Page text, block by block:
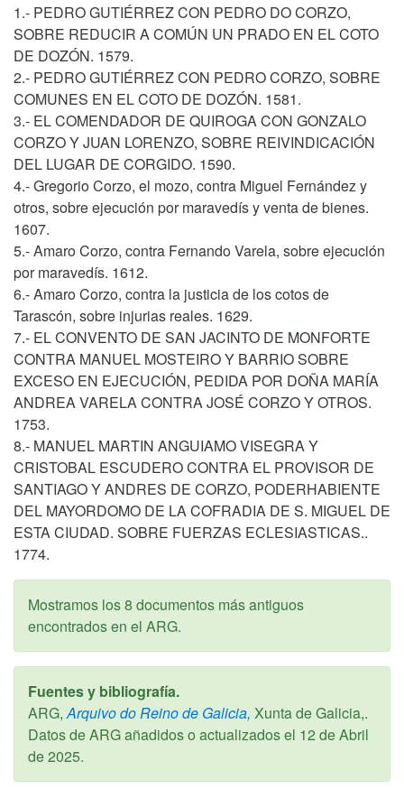
1.- PEDRO GUTIÉRREZ CON PEDRO DO CORZO,
SOBRE REDUCIR A COMÚN UN PRADO EN EL COTO
DE DOZÓN. 1579.
2.- PEDRO GUTIÉRREZ CON PEDRO CORZO, SOBRE
COMUNES EN EL COTO DE DOZÓN. 1581.
3.- EL COMENDADOR DE QUIROGA CON GONZALO
CORZO Y JUAN LORENZO, SOBRE REIVINDICACIÓN
DEL LUGAR DE CORGIDO. 1590.
4.- Gregorio Corzo, el mozo, contra Miguel Fernández y
otros, sobre ejecución por maravedís y venta de bienes.
1607.
5.- Amaro Corzo, contra Fernando Varela, sobre ejecución
por maravedís. 1612.
6.- Amaro Corzo, contra la justicia de los cotos de
Tarascón, sobre injurias reales. 1629.
7.- EL CONVENTO DE SAN JACINTO DE MONFORTE
CONTRA MANUEL MOSTEIRO Y BARRIO SOBRE
EXCESO EN EJECUCIÓN, PEDIDA POR DOÑA MARÍA
ANDREA VARELA CONTRA JOSÉ CORZO Y OTROS.
1753.
8.- MANUEL MARTIN ANGUIAMO VISEGRA Y
CRISTOBAL ESCUDERO CONTRA EL PROVISOR DE
SANTIAGO Y ANDRES DE CORZO, PODERHABIENTE
DEL MAYORDOMO DE LA COFRADIA DE S. MIGUEL DE
ESTA CIUDAD. SOBRE FUERZAS ECLESIASTICAS..
1774.
Mostramos los 8 documentos más antiguos
encontrados en el ARG.
Fuentes y bibliografía.
ARG, Arquivo do Reino de Galicia, Xunta de Galicia,.
Datos de ARG añadidos o actualizados el 12 de Abril
de 2025.